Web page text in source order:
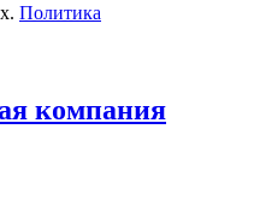
Политика
компания